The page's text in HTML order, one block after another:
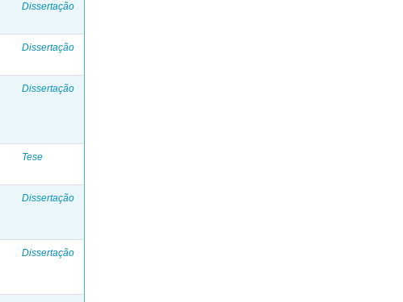
Dissertação
Dissertação
Dissertação
Tese
Dissertação
Dissertação